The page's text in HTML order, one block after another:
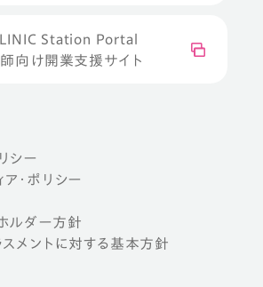
Station Portal
師向け開業支援サイト
シー
・ポリシー
ルダー方針
スメントに対する基本方針